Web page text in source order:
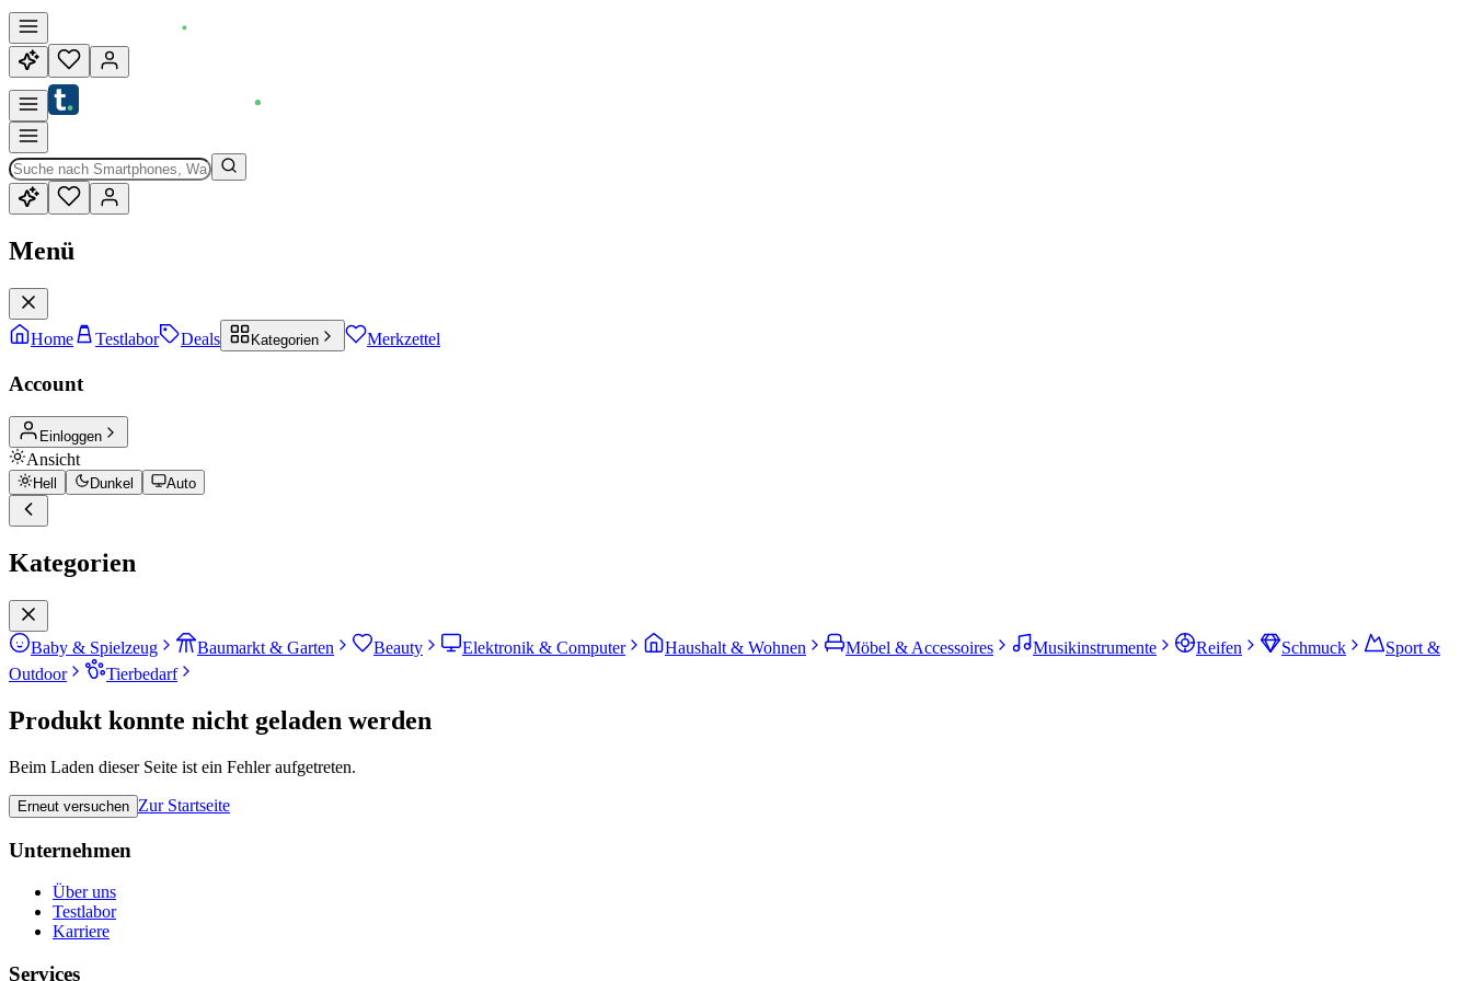
Menü
Home Testlabor Deals Kategorien Merkzettel
Account
Einloggen
Ansicht
Hell Dunkel Auto
Kategorien
Baby & Spielzeug Baumarkt & Garten Beauty Elektronik & Computer Haushalt & Wohnen Möbel & Accessoires Musikinstrumente Reifen Schmuck
Sport &
Outdoor
Tierbedarf
Produkt konnte nicht geladen werden
Beim Laden dieser Seite ist ein Fehler aufgetreten.
Erneut versuchen Zur Startseite
Unternehmen
Über uns
Testlabor
Karriere
Services